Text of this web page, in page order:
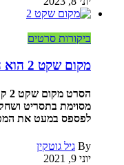
ביקורות סרטים
מקום שקט 2 הוא המשך כמעט מוצלח כמו קודמו
מסוימת בתסריט
לפספס במעט את
By גיל גוטקין
יוני 9, 2021